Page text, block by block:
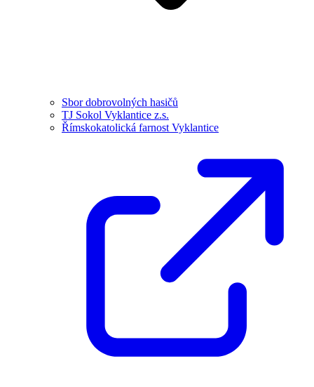
Sbor dobrovolných hasičů
TJ Sokol Vyklantice z.s.
Římskokatolická farnost Vyklantice